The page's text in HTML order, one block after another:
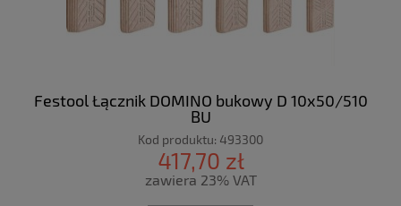
Festool Łącznik DOMINO bukowy D 10x50/510
BU
Kod produktu: 493300
417,70 zł
zawiera 23% VAT